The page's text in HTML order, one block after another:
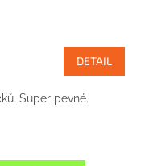
DETAIL
Super pevné.